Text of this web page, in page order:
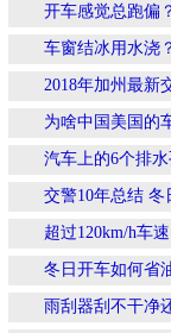
开车感觉总跑偏
车窗结冰用水浇
2018年加州最新
为啥中国美国的
汽车上的6个排
交警10年总结 冬
超过120km/h车
冬日开车如何省
雨刮器刮不干净